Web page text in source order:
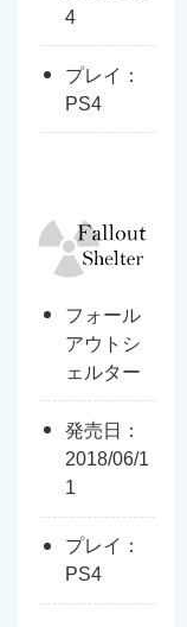
4
プレイ：
PS4
フォール
アウトシ
ェルター
発売日：
2018/06/1
1
プレイ：
PS4